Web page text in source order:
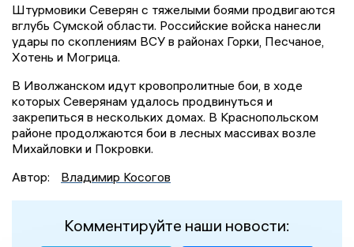
Штурмовики Северян с тяжелыми боями продвигаются
вглубь Сумской области. Российские войска нанесли
удары по скоплениям ВСУ в районах Горки, Песчаное,
Хотень и Могрица.
В Иволжанском идут кровопролитные бои, в ходе
которых Северянам удалось продвинуться и
закрепиться в нескольких домах. В Краснопольском
районе продолжаются бои в лесных массивах возле
Михайловки и Покровки.
Автор:
Владимир Косогов
Комментируйте наши новости: